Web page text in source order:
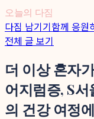
오늘의 다짐
다짐 남기기함께 응원
전체 글 보기
더 이상 혼자
어지럼증, S
의 건강 여정